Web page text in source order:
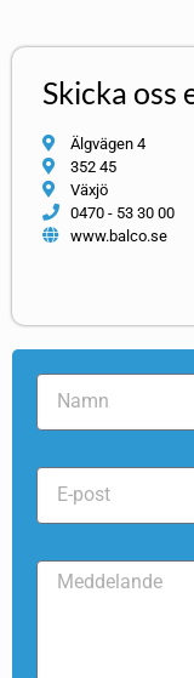
Skicka oss
Älgvägen 4
352 45
Växjö
0470 - 53 30 00
www.balco.se